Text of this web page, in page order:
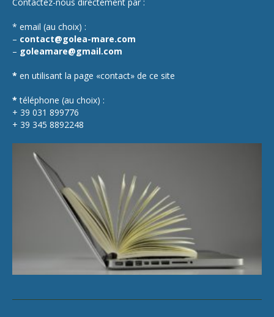
* email (au choix) :
– contact@golea-mare.com
– goleamare@gmail.com
* en utilisant la page «contact» de ce site
* téléphone (au choix) :
+ 39 031 899776
+ 39 345 8892248